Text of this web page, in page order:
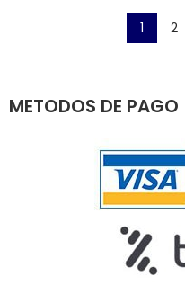
1 2
METODOS DE PAGO